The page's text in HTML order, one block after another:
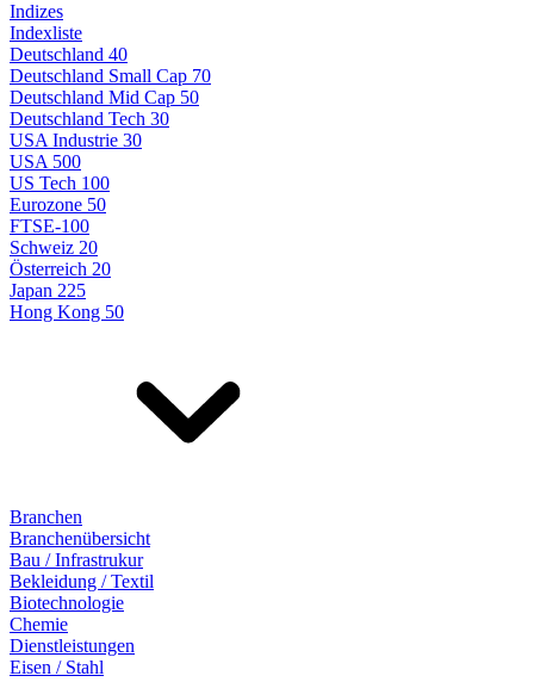
Indizes
Indexliste
Deutschland 40
Deutschland Small Cap 70
Deutschland Mid Cap 50
Deutschland Tech 30
USA Industrie 30
USA 500
US Tech 100
Eurozone 50
FTSE-100
Schweiz 20
Österreich 20
Japan 225
Hong Kong 50
Branchen
Branchenübersicht
Bau / Infrastrukur
Bekleidung / Textil
Biotechnologie
Chemie
Dienstleistungen
Eisen / Stahl